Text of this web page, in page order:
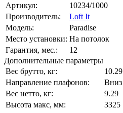
Артикул:
10234/1000
Производитель:
Loft It
Модель:
Paradise
Место установки: На потолок
Гарантия, мес.:
12
Дополнительные параметры
Вес брутто, кг:
10.29
Направление плафонов:
Вниз
Вес нетто, кг:
9.29
Высота макс, мм:
3325